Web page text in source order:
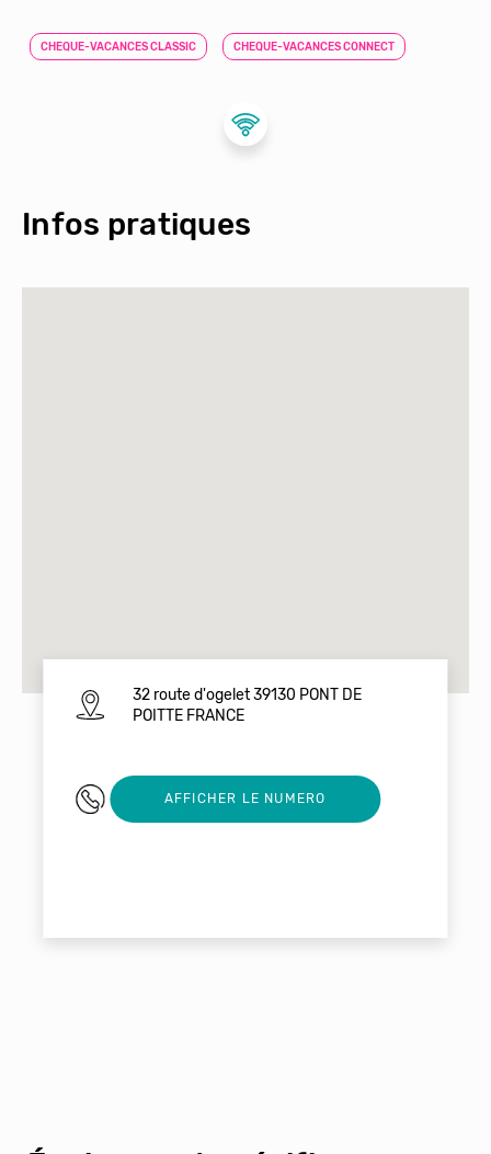
CHEQUE-VACANCES CLASSIC CHEQUE-VACANCES CONNECT
Infos pratiques
32 route d'ogelet 39130 PONT DE
POITTE FRANCE
0647893812
AFFICHER LE NUMERO